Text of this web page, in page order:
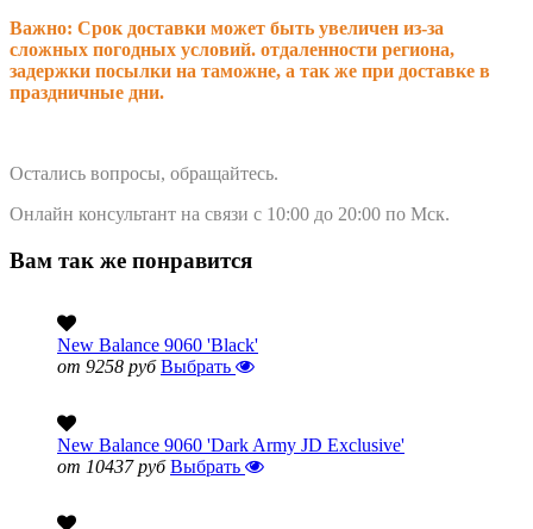
Важно: Срок доставки может быть увеличен из-за
сложных погодных условий. отдаленности региона,
задержки посылки на таможне, а так же при доставке в
праздничные дни.
Остались вопросы, обращайтесь.
Онлайн консультант на связи с 10:00 до 20:00 по Мск.
Вам так же понравится
New Balance 9060 'Black'
от 9258 руб Выбрать
New Balance 9060 'Dark Army JD Exclusive'
от 10437 руб Выбрать